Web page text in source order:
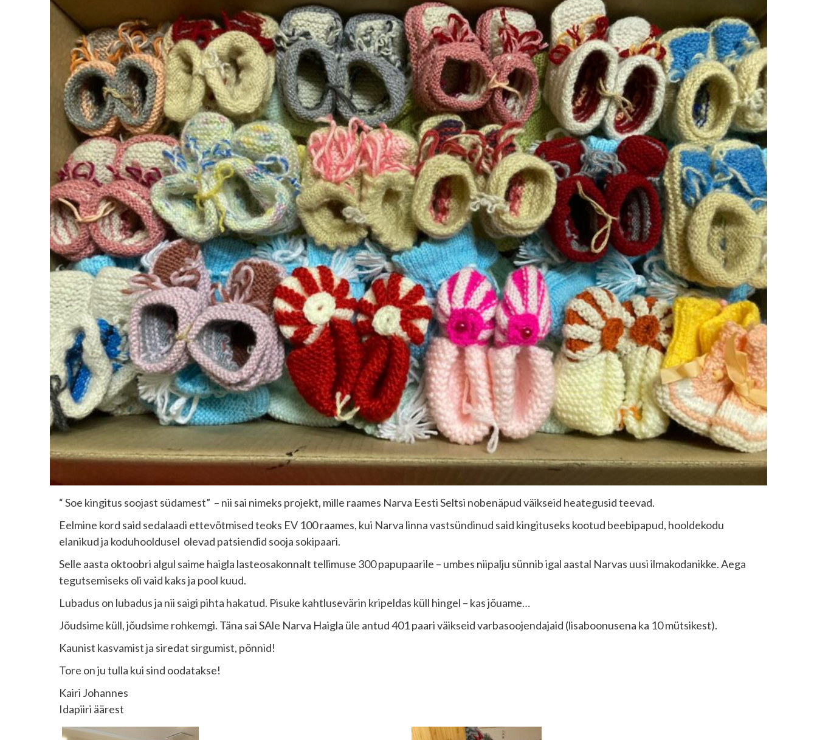
“ Soe kingitus soojast südamest” – nii sai nimeks projekt, mille raames Narva Eesti Seltsi nobenäpud väikseid heategusid teevad.
Eelmine kord said sedalaadi ettevõtmised teoks EV 100 raames, kui Narva linna vastsündinud said kingituseks kootud beebipapud, hooldekodu
elanikud ja koduhooldusel olevad patsiendid sooja sokipaari.
Selle aasta oktoobri algul saime haigla lasteosakonnalt tellimuse 300 papupaarile – umbes niipalju sünnib igal aastal Narvas uusi ilmakodanikke. Aega
tegutsemiseks oli vaid kaks ja pool kuud.
Lubadus on lubadus ja nii saigi pihta hakatud. Pisuke kahtlusevärin kripeldas küll hingel – kas jõuame…
Jõudsime küll, jõudsime rohkemgi. Täna sai SAle Narva Haigla üle antud 401 paari väikseid varbasoojendajaid (lisaboonusena ka 10 mütsikest).
Kaunist kasvamist ja siredat sirgumist, põnnid!
Tore on ju tulla kui sind oodatakse!
Kairi Johannes
Idapiiri äärest